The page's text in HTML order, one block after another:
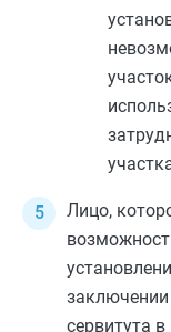
Лицо,
заключении
сервитута